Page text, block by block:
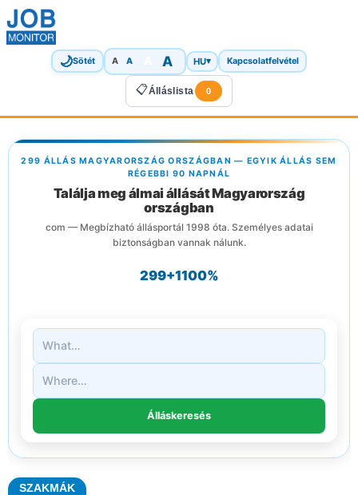
🌙Sötét A A A HU▾ Kapcsolatfelvétel
📋Álláslista 0
299 ÁLLÁS MAGYARORSZÁG ORSZÁGBAN — EGYIK ÁLLÁS SEM
RÉGEBBI 90 NAPNÁL
Találja meg álmai állását Magyarország
országban
com — Megbízható állásportál 1998 óta. Személyes adatai
biztonságban vannak nálunk.
299+1100%
SZAKMÁK